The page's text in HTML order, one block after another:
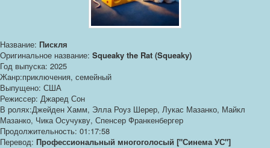
Название: Пискля
Оригинальное название: Squeaky the Rat (Squeaky)
Год выпуска: 2025
Жанр:приключения, семейный
Выпущено: США
Режиссер: Джаред Сон
В ролях:Джейден Хамм, Элла Роуз Шерер, Лукас Мазанко, Майкл
Мазанко, Чика Осучукву, Спенсер Франкенбергер
Продолжительность: 01:17:58
Перевод: Профессиональный многоголосый ["Синема УС"]